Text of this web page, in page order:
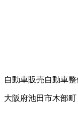
自動車販売自動車
大阪府池田市木部町